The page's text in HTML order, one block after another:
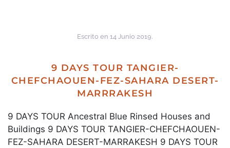
Escrito en 14 Junio 2019.
9 DAYS TOUR TANGIER-
CHEFCHAOUEN-FEZ-SAHARA DESERT-
MARRRAKESH
9 DAYS TOUR Ancestral Blue Rinsed Houses and
Buildings 9 DAYS TOUR TANGIER-CHEFCHAOUEN-
FEZ-SAHARA DESERT-MARRAKESH 9 DAYS TOUR